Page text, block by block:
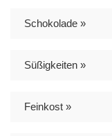
Schokolade »
Süßigkeiten »
Feinkost »